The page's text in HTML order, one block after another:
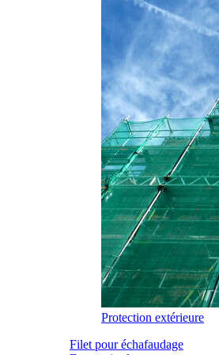
Protection extérieure
Filet pour échafaudage